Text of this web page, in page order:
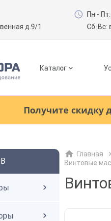
д.9/1
Пн -
Сб-Вс:
Каталог
Получите скидку
(0)
Главная
Винтовые